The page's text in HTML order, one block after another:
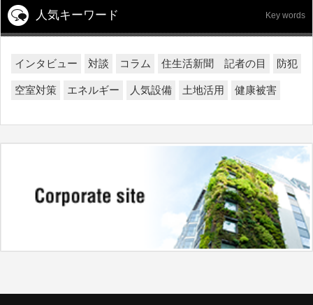
人気キーワード Key words
インタビュー 対談 コラム 住生活新聞 記者の目 防犯
空室対策 エネルギー 人気設備 土地活用 健康被害